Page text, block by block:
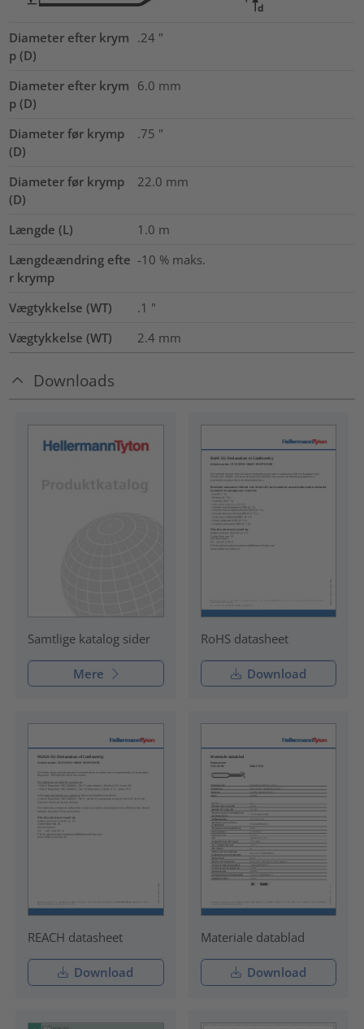
Diameter efter krym
p (D)
.24 "
Diameter efter krym
p (D)
6.0 mm
Diameter før krymp
(D)
.75 "
Diameter før krymp
(D)
22.0 mm
Længde (L) 1.0 m
Længdeændring efte
r krymp
-10 % maks.
Vægtykkelse (WT) .1 "
Vægtykkelse (WT)
2.4 mm
Downloads
Samtlige katalog sider
Mere
RoHS datasheet
Download
REACH datasheet
Download
Materiale datablad
Download